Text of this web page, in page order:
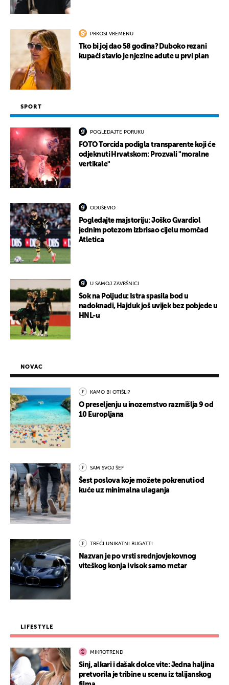
PRKOSI VREMENU
Tko bi joj dao 58 godina? Duboko rezani
kupaći stavio je njezine adute u prvi plan
SPORT
POGLEDAJTE PORUKU
FOTO Torcida podigla transparente koji će
odjeknuti Hrvatskom: Prozvali "moralne
vertikale"
ODUŠEVIO
Pogledajte majstoriju: Joško Gvardiol
jednim potezom izbrisao cijelu momčad
Atletica
U SAMOJ ZAVRŠNICI
Šok na Poljudu: Istra spasila bod u
nadoknadi, Hajduk još uvijek bez pobjede u
HNL-u
NOVAC
KAMO BI OTIŠLI?
O preseljenju u inozemstvo razmišlja 9 od
10 Europljana
SAM SVOJ ŠEF
Šest poslova koje možete pokrenuti od
kuće uz minimalna ulaganja
TREĆI UNIKATNI BUGATTI
Nazvan je po vrsti srednjovjekovnog
viteškog konja i visok samo metar
LIFESTYLE
MIKROTREND
Sinj, alkari i dašak dolce vite: Jedna haljina
pretvorila je tribine u scenu iz talijanskog